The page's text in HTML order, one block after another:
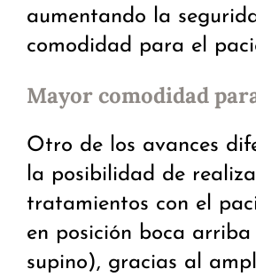
aumentando la
comodidad para el
Mayor comodidad
Otro de los avances
la posibilidad de
tratamientos con el
en posición boca
supino), gracias al